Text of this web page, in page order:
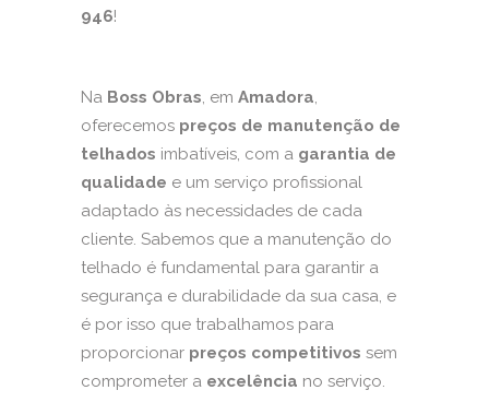
946!
Na Boss Obras, em Amadora,
oferecemos preços de manutenção de
telhados imbatíveis, com a garantia de
qualidade e um serviço profissional
adaptado às necessidades de cada
cliente. Sabemos que a manutenção do
telhado é fundamental para garantir a
segurança e durabilidade da sua casa, e
é por isso que trabalhamos para
proporcionar preços competitivos sem
comprometer a excelência no serviço.